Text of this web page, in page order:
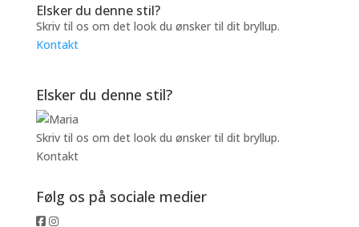
Elsker du denne stil?
Skriv til os om det look du ønsker til dit bryllup.
Kontakt
Elsker du denne stil?
Skriv til os om det look du ønsker til dit bryllup.
Kontakt
Følg os på sociale medier